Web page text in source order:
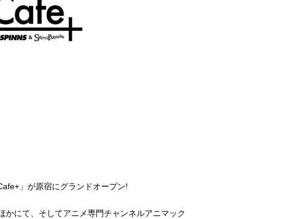
」が原宿にグランドオープン!
かにて、そしてアニメ専門チャンネルアニマック